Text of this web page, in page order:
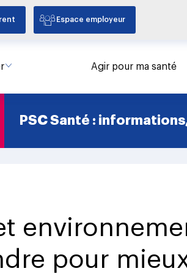
Espace employeur
Agir pour ma santé
PSC Santé :
pour